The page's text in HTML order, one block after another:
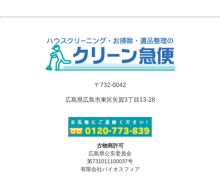
〒732-0042
広島県広島市東区矢賀3丁目13-28
古物商許可
広島県公安委員会
第731011100037号
有限会社バイオスフィア